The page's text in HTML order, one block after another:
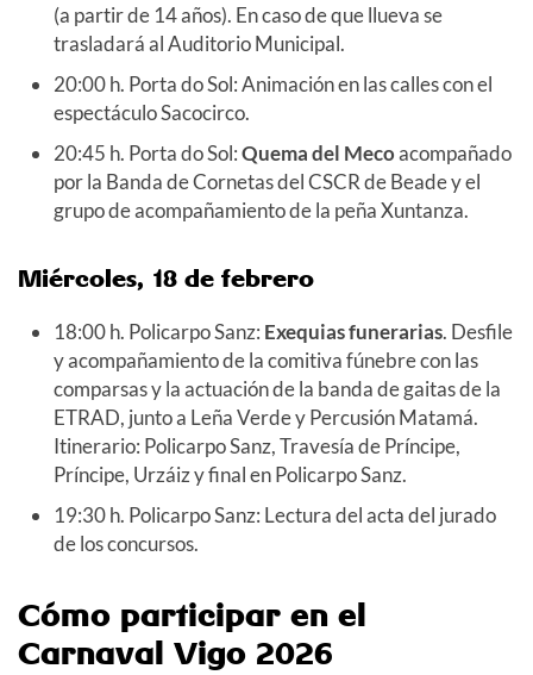
(a partir de 14 años). En caso de que llueva se
trasladará al Auditorio Municipal.
20:00 h. Porta do Sol: Animación en las calles con el
espectáculo Sacocirco.
20:45 h. Porta do Sol:Quema del Mecoacompañado
por la Banda de Cornetas del CSCR de Beade y el
grupo de acompañamiento de la peña Xuntanza.
Miércoles, 18 de febrero
18:00 h. Policarpo Sanz: Exequias funerarias. Desfile
y acompañamiento de la comitiva fúnebre con las
comparsas y la actuación de la banda de gaitas de la
ETRAD, junto a Leña Verde y Percusión Matamá.
Itinerario: Policarpo Sanz, Travesía de Príncipe,
Príncipe, Urzáiz y final en Policarpo Sanz.
19:30 h. Policarpo Sanz: Lectura del acta del jurado
de los concursos.
Cómo participar en el
Carnaval Vigo 2026